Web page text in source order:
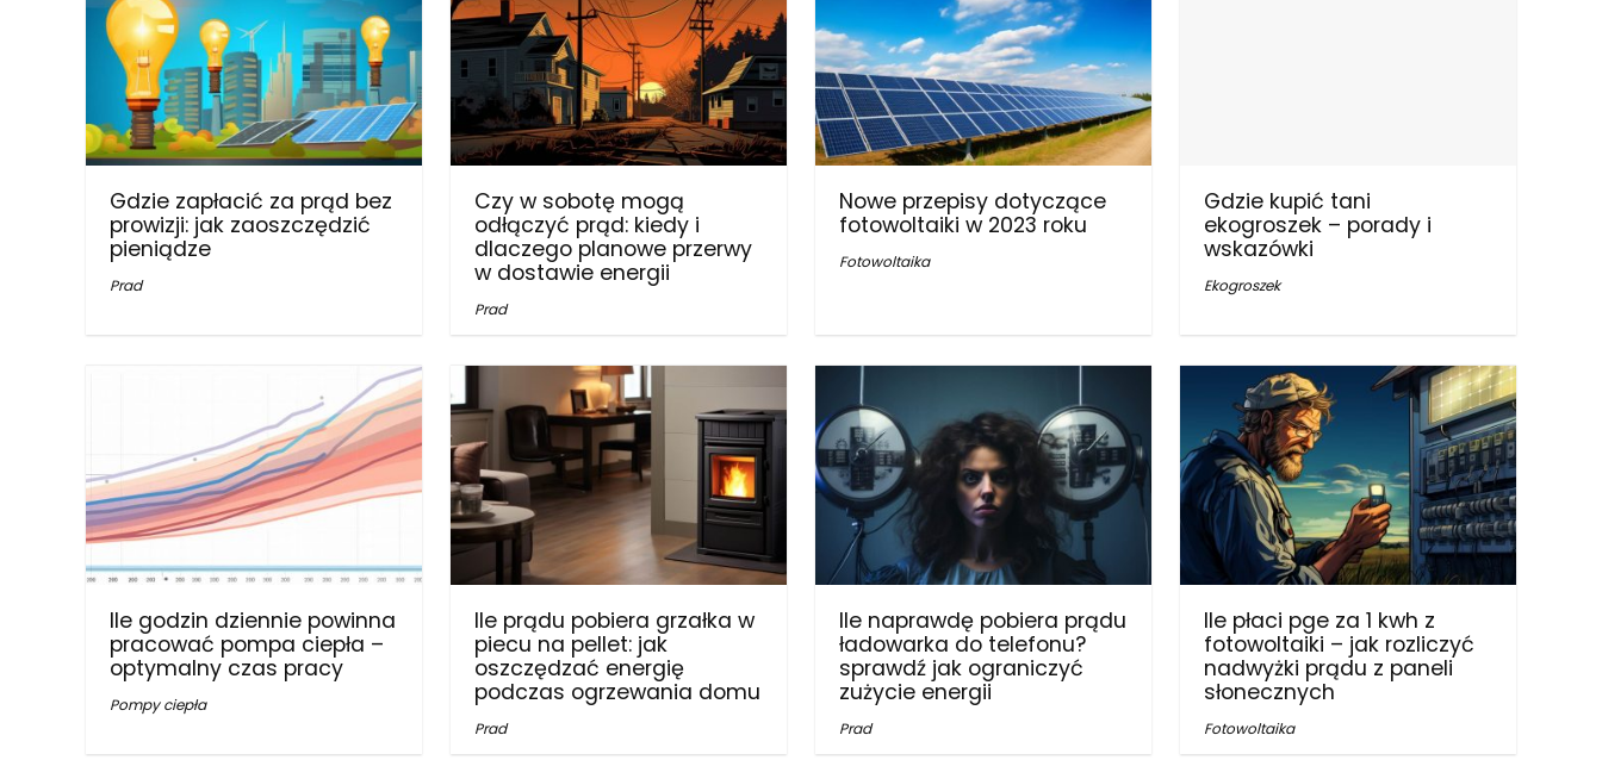
Gdzie zapłacić za prąd bez
prowizji: jak zaoszczędzić
pieniądze
Prad
Czy w sobotę mogą
odłączyć prąd: kiedy i
dlaczego planowe przerwy
w dostawie energii
Prad
Nowe przepisy dotyczące
fotowoltaiki w 2023 roku
Fotowoltaika
Gdzie kupić tani
ekogroszek – porady i
wskazówki
Ekogroszek
Ile godzin dziennie powinna
pracować pompa ciepła –
optymalny czas pracy
Pompy ciepła
Ile prądu pobiera grzałka w
piecu na pellet: jak
oszczędzać energię
podczas ogrzewania domu
Prad
Ile naprawdę pobiera prądu
ładowarka do telefonu?
sprawdź jak ograniczyć
zużycie energii
Prad
Ile płaci pge za 1 kwh z
fotowoltaiki – jak rozliczyć
nadwyżki prądu z paneli
słonecznych
Fotowoltaika